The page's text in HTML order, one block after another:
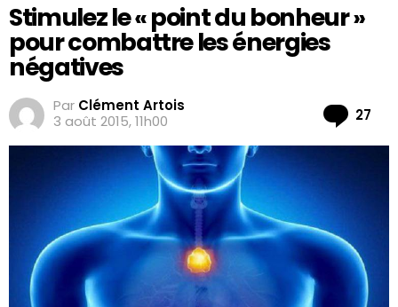
Stimulez le « point du bonheur »
pour combattre les énergies
négatives
Par Clément Artois
3 août 2015, 11h00
27